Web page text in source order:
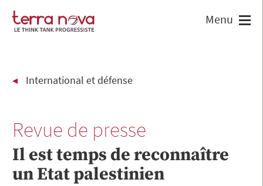
International et défense
Revue de presse
Il est temps de reconnaître
un Etat palestinien